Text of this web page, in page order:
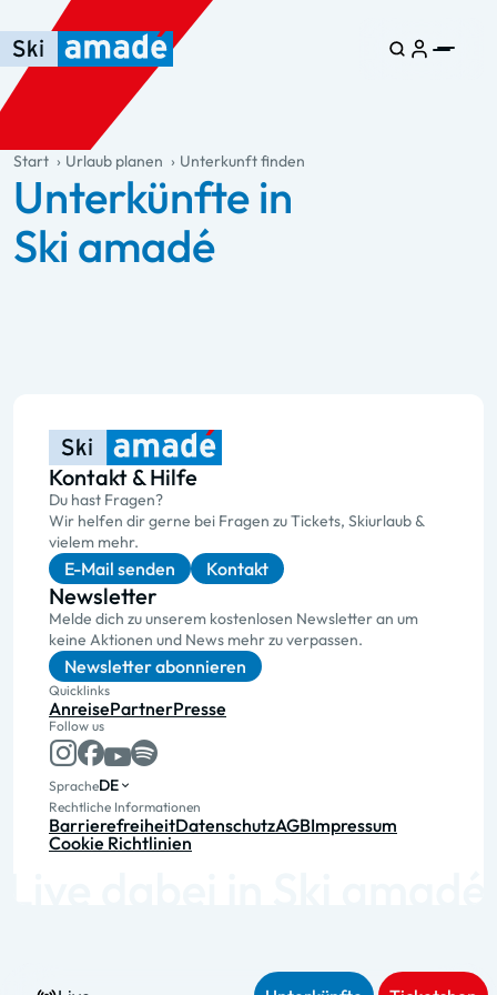
Zum Haupt-Inhalt springen
Springe zur Tabelle
Zur Haupt-Navigation springen
general.table-of-content
Start Urlaub planen Unterkunft finden
Unterkünfte in
Ski amadé
Kontakt & Hilfe
Du hast Fragen?
Wir helfen dir gerne bei Fragen zu Tickets, Skiurlaub &
vielem mehr.
E-Mail senden Kontakt
Newsletter
Melde dich zu unserem kostenlosen Newsletter an um
keine Aktionen und News mehr zu verpassen.
Newsletter abonnieren
Quicklinks
AnreisePartnerPresse
Follow us
SpracheDE
Rechtliche Informationen
BarrierefreiheitDatenschutzAGBImpressum
Cookie Richtlinien